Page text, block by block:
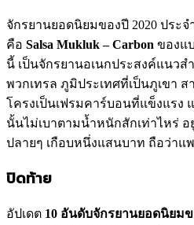
จักรยานยอดนิยมของปี 2020 ประ
คือ Salsa Mukluk – Carbon ของแ
นี้ เป็นจักรยานอเนกประสงค์แนว
พวกเทรล ภูมิประเทศที่เป็นภูเขา
โครงเป็นเฟรมคาร์บอนที่แข็งแรง
นั้นไม่เบาตามน้ำหนักสักเท่าไหร่
ปลายๆ เกือบหนึ่งแสนบาท ถือว่าแพ
ปิดท้าย
อัปเดต 10 อันดับจักรยานยอดนิยมข